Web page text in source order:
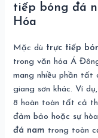
tiếp bóng đá
Hóa
Mặc dù trực tiếp
trong văn hóa Á
mang nhiều phần tất
giang sơn khác. Ví
8 hoàn toàn tất cả
đảm bảo hoặc sự
đá nam trong toàn